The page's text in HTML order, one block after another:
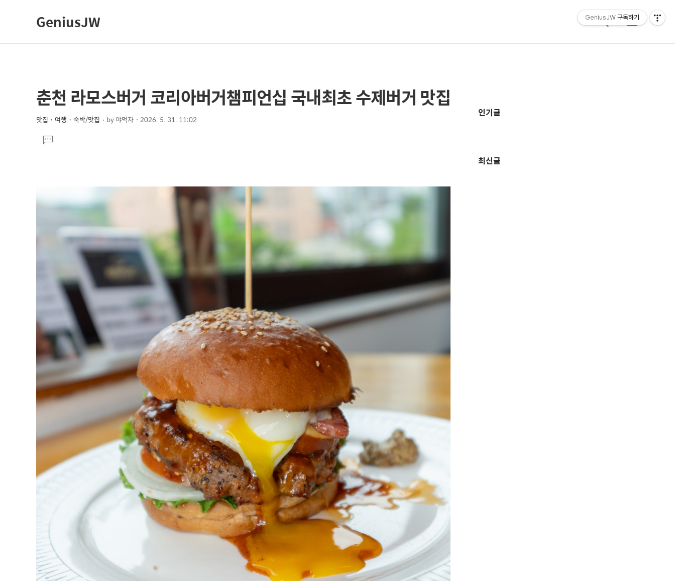
GeniusJW
검
메
상
세
컨
텐
본
문
제
춘천 라모스버거 코리아버거챔피언십 국내최초 수제버거 맛집
맛집・여행・숙박/맛집 by야먹자 2026. 5. 31. 11:02
문댓
글
가
인기글
최신글
GeniusJW 구독하기